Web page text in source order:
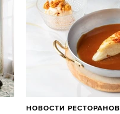
НОВОСТИ РЕСТОРАНОВ